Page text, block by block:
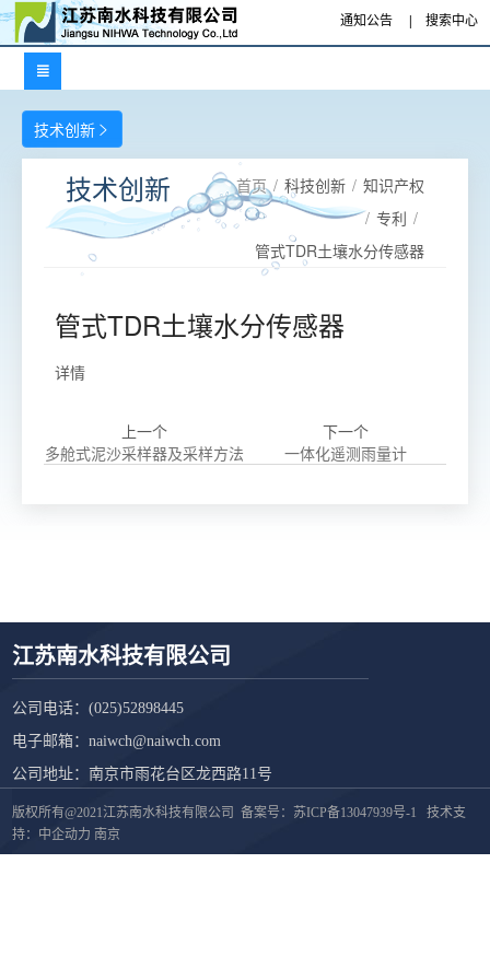
通知公告 | 搜索中心

技术创新 
技术创新 首页 / 科技创新 / 知识产权
/ 专利 /
管式TDR土壤水分传感器
管式TDR土壤水分传感器
详情
上一个
多舱式泥沙采样器及采样方法
下一个
一体化遥测雨量计
江苏南水科技有限公司
公司电话：(025)52898445
电子邮箱：naiwch@naiwch.com
公司地址：南京市雨花台区龙西路11号
版权所有@2021江苏南水科技有限公司 备案号： 苏ICP备13047939号-1 技术支
持： 中企动力 南京